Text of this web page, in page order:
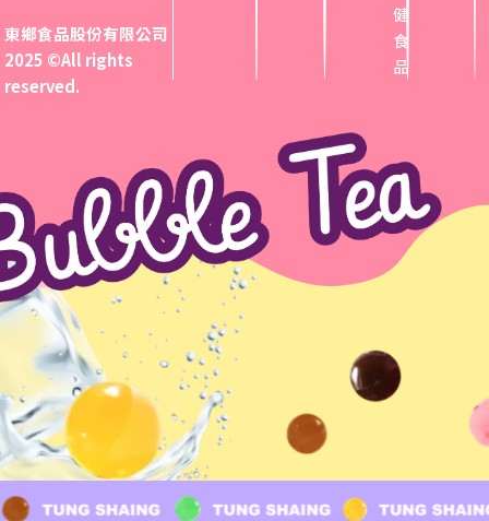
健
食
品
東鄉食品股份有限公司
2025 ©All rights
reserved.